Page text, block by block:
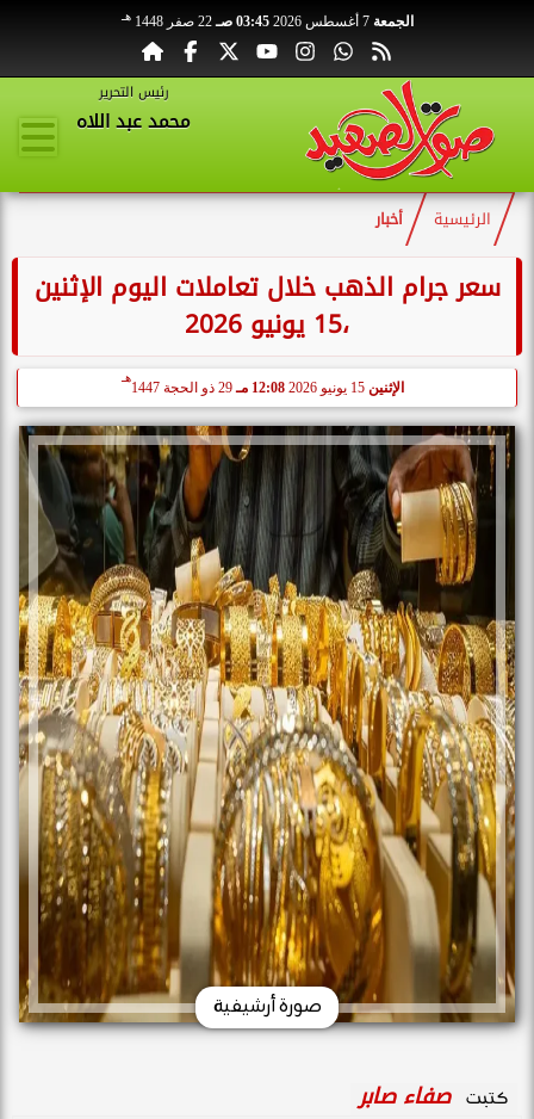
الجمعة 7 أغسطس 2026 03:45 صـ 22 صفر 1448 هـ
رئيس التحرير
محمد عبد اللاه
الرئيسية أخبار
سعر جرام الذهب خلال تعاملات اليوم الإثنين
،15 يونيو 2026
الإثنين 15 يونيو 2026 12:08 مـ 29 ذو الحجة 1447
هـ
صورة أرشيفية
كتبت صفاء صابر